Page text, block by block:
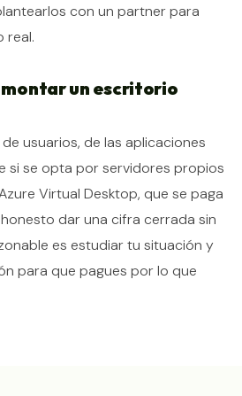
con un partner para
real.
un escritorio
usuarios, de las aplicaciones
si se opta por servidores propios
Virtual Desktop, que se paga
dar una cifra cerrada sin
es estudiar tu situación y
para que pagues por lo que